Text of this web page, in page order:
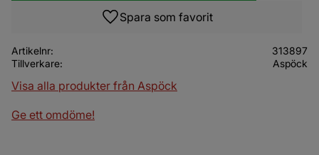
Lägg till i favoriter
Artikelnr
313897
Tillverkare
Aspöck
Visa alla produkter från Aspöck
Ge ett omdöme!